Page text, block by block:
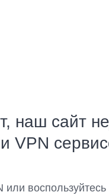
наш сайт
VPN
или